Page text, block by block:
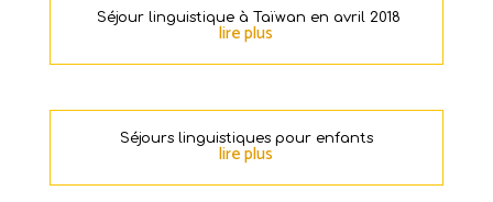
Séjour linguistique à Taïwan en avril 2018
lire plus
Séjours linguistiques pour enfants
lire plus